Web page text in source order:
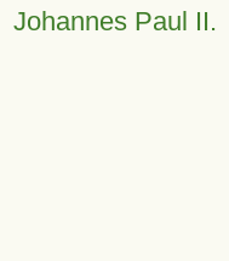
Johannes Paul II.